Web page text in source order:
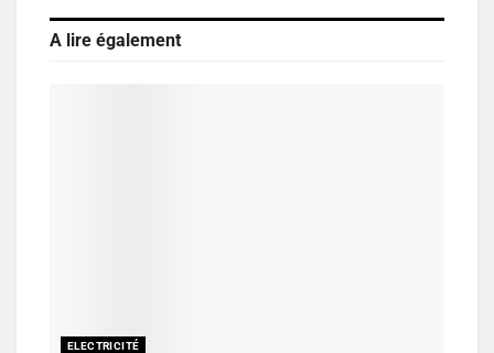
A lire également
ELECTRICITÉ